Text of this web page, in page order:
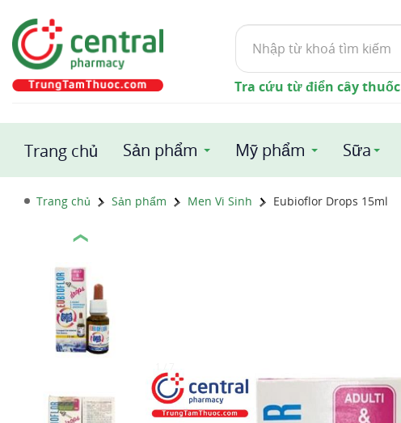
Tìm
kiếm
Tra cứu từ điển cây thuốc
Trang chủ Sản phẩm Mỹ phẩm Sữa
Trang chủ Sản phẩm Men Vi Sinh Eubioflor Drops 15ml
❮